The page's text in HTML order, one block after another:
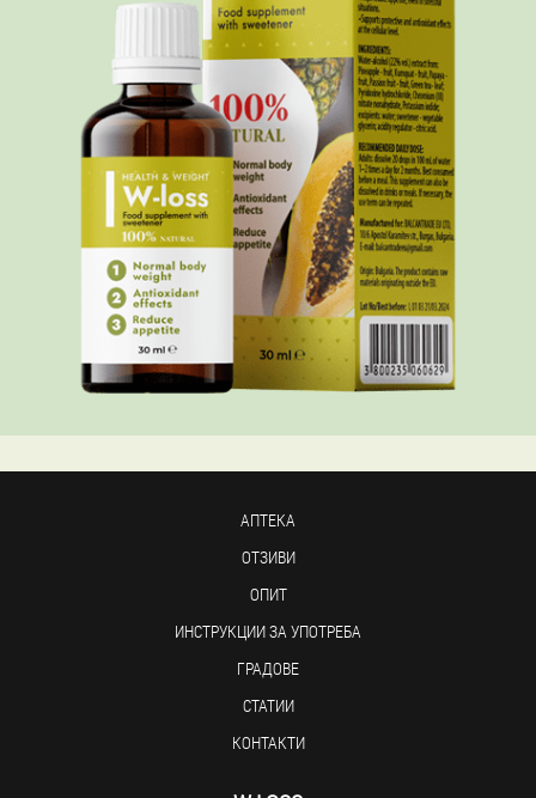
АПТЕКА
ОТЗИВИ
ОПИТ
ИНСТРУКЦИИ ЗА УПОТРЕБА
ГРАДОВЕ
СТАТИИ
КОНТАКТИ